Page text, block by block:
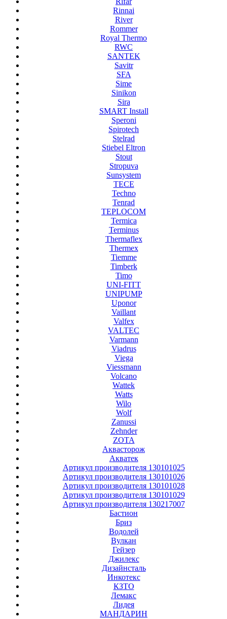
Rinnai
River
Rommer
Royal Thermo
RWC
SANTEK
Savitr
SFA
Sime
Sinikon
Sira
SMART Install
Speroni
Spirotech
Stelrad
Stiebel Eltron
Stout
Stropuva
Sunsystem
TECE
Techno
Tenrad
TEPLOCOM
Termica
Terminus
Thermaflex
Thermex
Tiemme
Timberk
Timo
UNI-FITT
UNIPUMP
Uponor
Vaillant
Valfex
VALTEC
Varmann
Viadrus
Viega
Viessmann
Volcano
Wattek
Watts
Wilo
Wolf
Zanussi
Zehnder
ZOTA
Аквасторож
Акватек
Артикул производителя 130101025
Артикул производителя 130101026
Артикул производителя 130101028
Артикул производителя 130101029
Артикул производителя 130217007
Бастион
Бриз
Водолей
Вулкан
Гейзер
Джилекс
Дизайнсталь
Инкотекс
КЗТО
Лемакс
Лидея
МАНДАРИН